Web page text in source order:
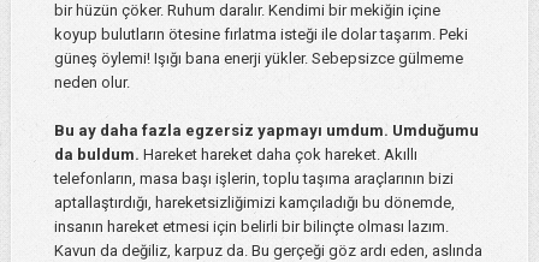
bir hüzün çöker. Ruhum daralır. Kendimi bir mekiğin içine
koyup bulutların ötesine fırlatma isteği ile dolar taşarım. Peki
güneş öylemi! Işığı bana enerji yükler. Sebepsizce gülmeme
neden olur.
Bu ay daha fazla egzersiz yapmayı umdum. Umduğumu
da buldum. Hareket hareket daha çok hareket. Akıllı
telefonların, masa başı işlerin, toplu taşıma araçlarının bizi
aptallaştırdığı, hareketsizliğimizi kamçıladığı bu dönemde,
insanın hareket etmesi için belirli bir bilinçte olması lazım.
Kavun da değiliz, karpuz da. Bu gerçeği göz ardı eden, aslında